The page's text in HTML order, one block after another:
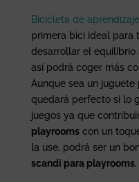
Bicicleta de
primera bici ideal para
desarrollar el equilibrio
así podrá coger más
Aunque sea un juguete
quedará perfecto si lo
juegos ya que
playroomscon un
la use, podrá ser un
scandi para playrooms